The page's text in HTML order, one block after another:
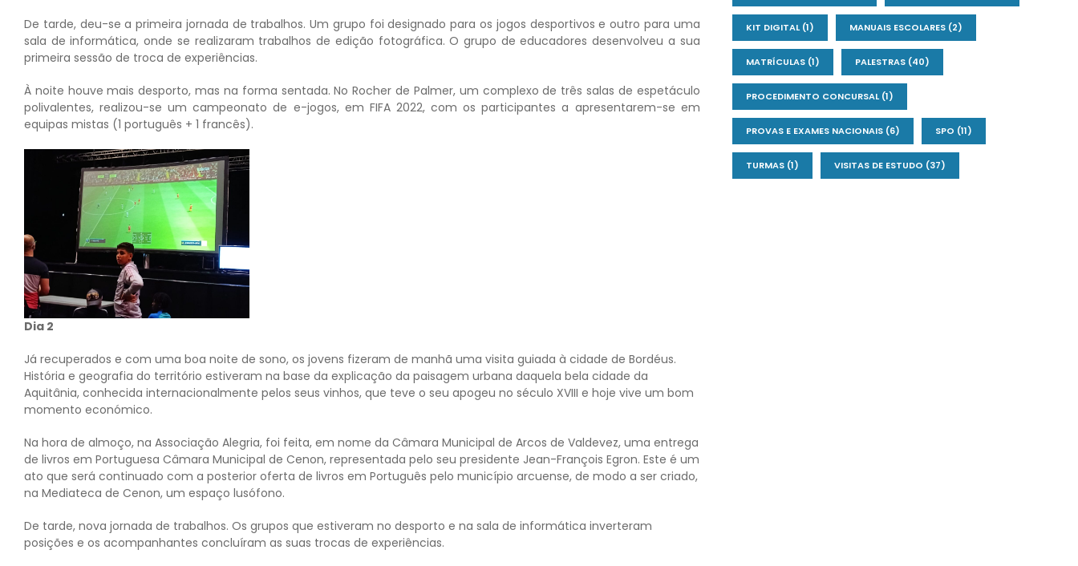
De tarde, deu-se a primeira jornada de trabalhos. Um grupo foi designado para os jogos desportivos e outro para uma
sala de informática, onde se realizaram trabalhos de edição fotográfica. O grupo de educadores desenvolveu a sua
primeira sessão de troca de experiências.
À noite houve mais desporto, mas na forma sentada. No Rocher de Palmer, um complexo de três salas de espetáculo
polivalentes, realizou-se um campeonato de e-jogos, em FIFA 2022, com os participantes a apresentarem-se em
equipas mistas (1 português + 1 francês).
Dia 2
Já recuperados e com uma boa noite de sono, os jovens fizeram de manhã uma visita guiada à cidade de Bordéus.
História e geografia do território estiveram na base da explicação da paisagem urbana daquela bela cidade da
Aquitânia, conhecida internacionalmente pelos seus vinhos, que teve o seu apogeu no século XVIII e hoje vive um bom
momento económico.
Na hora de almoço, na Associação Alegria, foi feita, em nome da Câmara Municipal de Arcos de Valdevez, uma entrega
de livros em Portuguesa Câmara Municipal de Cenon, representada pelo seu presidente Jean-François Egron. Este é um
ato que será continuado com a posterior oferta de livros em Português pelo município arcuense, de modo a ser criado,
na Mediateca de Cenon, um espaço lusófono.
De tarde, nova jornada de trabalhos. Os grupos que estiveram no desporto e na sala de informática inverteram
posições e os acompanhantes concluíram as suas trocas de experiências.
KIT DIGITAL(1) MANUAIS ESCOLARES(2)
MATRÍCULAS(1) PALESTRAS(40)
PROCEDIMENTO CONCURSAL(1)
PROVAS E EXAMES NACIONAIS(6) SPO (11)
TURMAS(1) VISITAS DE ESTUDO (37)